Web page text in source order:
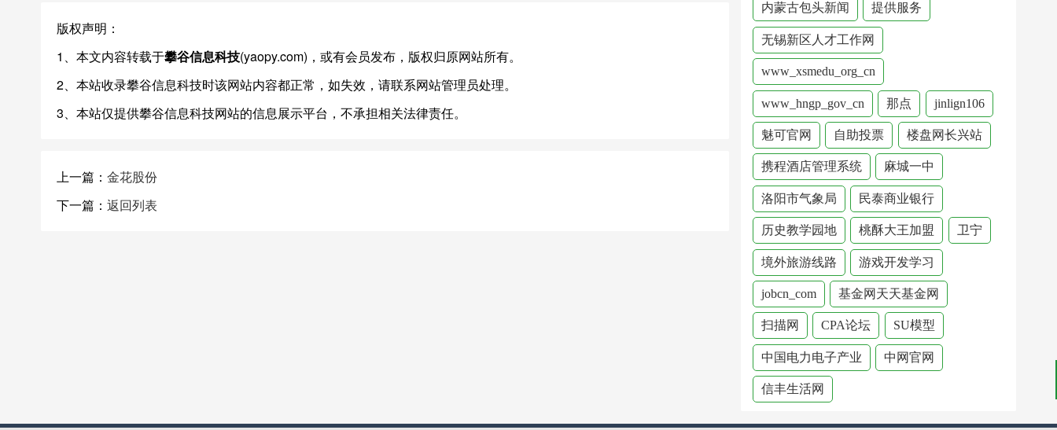
版权声明：
1、本文内容转载于攀谷信息科技(yaopy.com)，或有会员发布，版权归原网站所有。
2、本站收录攀谷信息科技时该网站内容都正常，如失效，请联系网站管理员处理。
3、本站仅提供攀谷信息科技网站的信息展示平台，不承担相关法律责任。
上一篇： 金花股份
下一篇： 返回列表
内蒙古包头新闻 提供服务
无锡新区人才工作网
www_xsmedu_org_cn
www_hngp_gov_cn 那点 jinlign106
魅可官网 自助投票 楼盘网长兴站
携程酒店管理系统 麻城一中
洛阳市气象局 民泰商业银行
历史教学园地 桃酥大王加盟 卫宁
境外旅游线路 游戏开发学习
jobcn_com 基金网天天基金网
扫描网 CPA论坛 SU模型
中国电力电子产业 中网官网
信丰生活网